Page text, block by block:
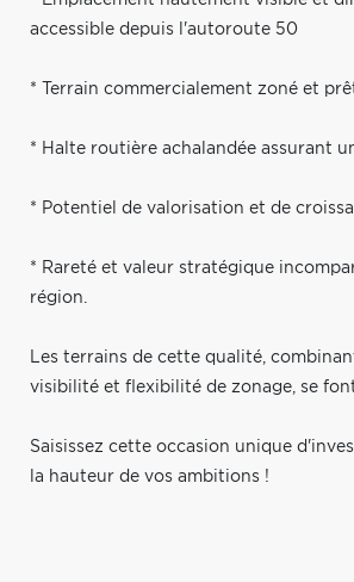
accessible depuis l'autoroute 50
* Terrain commercialement zoné et
* Halte routière achalandée assurant
* Potentiel de valorisation et de
* Rareté et valeur stratégique
région.
Les terrains de cette qualité,
visibilité et flexibilité de zonage, se
Saisissez cette occasion unique
la hauteur de vos ambitions !